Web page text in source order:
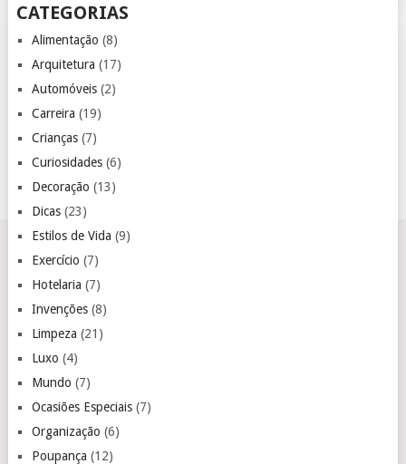
CATEGORIAS
Alimentação (8)
Arquitetura (17)
Automóveis(2)
Carreira (19)
Crianças(7)
Curiosidades(6)
Decoração (13)
Dicas(23)
Estilos de Vida (9)
Exercício (7)
Hotelaria (7)
Invenções(8)
Limpeza (21)
Luxo (4)
Mundo (7)
Ocasiões Especiais(7)
Organização (6)
Poupança (12)